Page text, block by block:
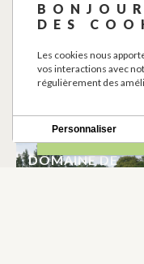
ELISA PASSION
CREATION
CAZERES
CAZERES
DOMAINE DE
DES
Les cookies nous
vos interactions avec
régulièrement des
Personnaliser